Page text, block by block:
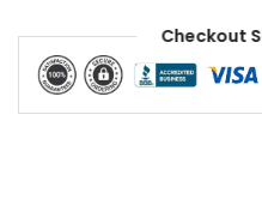
Checkout